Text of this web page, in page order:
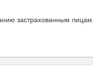
застрахованным